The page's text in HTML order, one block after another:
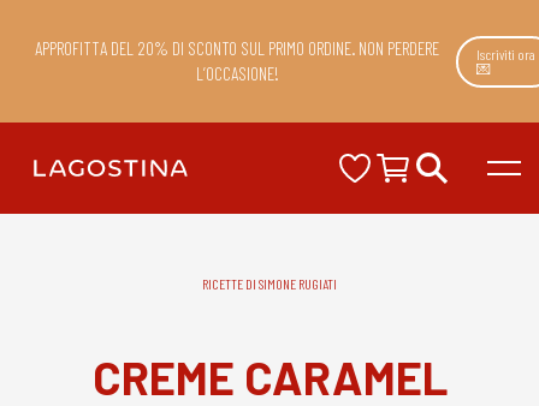
APPROFITTA DEL 20% DI SCONTO SUL PRIMO ORDINE. NON PERDERE
L’OCCASIONE!
Iscriviti ora
💌
RICETTE DI SIMONE RUGIATI
CREME CARAMEL